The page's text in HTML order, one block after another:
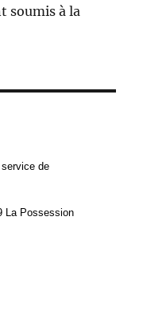
soumis à la
de
La Possession